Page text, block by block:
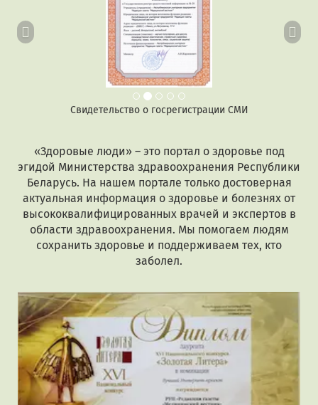
Свидетельство о госрегистрации СМИ
«Здоровые люди» – это портал о здоровье под
эгидой Министерства здравоохранения Республики
Беларусь. На нашем портале только достоверная
актуальная информация о здоровье и болезнях от
высококвалифицированных врачей и экспертов в
области здравоохранения. Мы помогаем людям
сохранить здоровье и поддерживаем тех, кто
заболел.